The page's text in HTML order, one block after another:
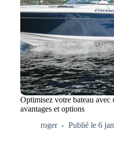
Optimisez votre bateau avec
avantages et options
roger
Publié le 6